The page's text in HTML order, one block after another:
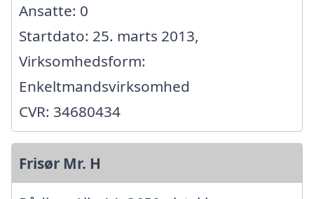
Ansatte: 0
Startdato: 25. marts 2013,
Virksomhedsform:
Enkeltmandsvirksomhed
CVR: 34680434
Frisør Mr. H